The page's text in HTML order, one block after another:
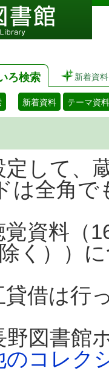
ろ検索 新着資料
新着資料 テーマ資料
して、
は全角
覚資料（
く））
貸借は行
図書館
のコレク